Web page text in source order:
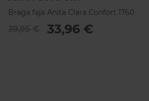
Braga faja Anita Clara Confort 1760
33,96 €